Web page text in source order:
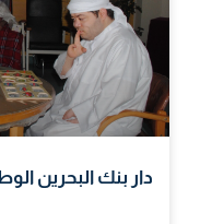
دار بنك البحرين